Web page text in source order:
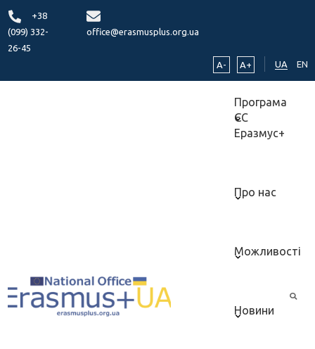
+38
(099) 332-
26-45
office@erasmusplus.org.ua
A- A+ UA EN
Програма
ЄС
Еразмус+
Про нас
Можливості
Новини